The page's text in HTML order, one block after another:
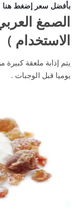
بأفضل سعر إضغط هنا
الصمغ
الاستخدام )
يتم إذابة ملعقة
يوميا قبل الوجبات .